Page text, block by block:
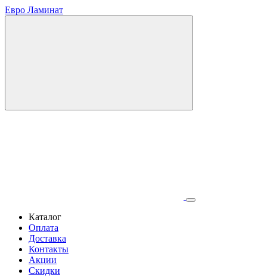
Евро Ламинат
Каталог
Оплата
Доставка
Контакты
Акции
Скидки